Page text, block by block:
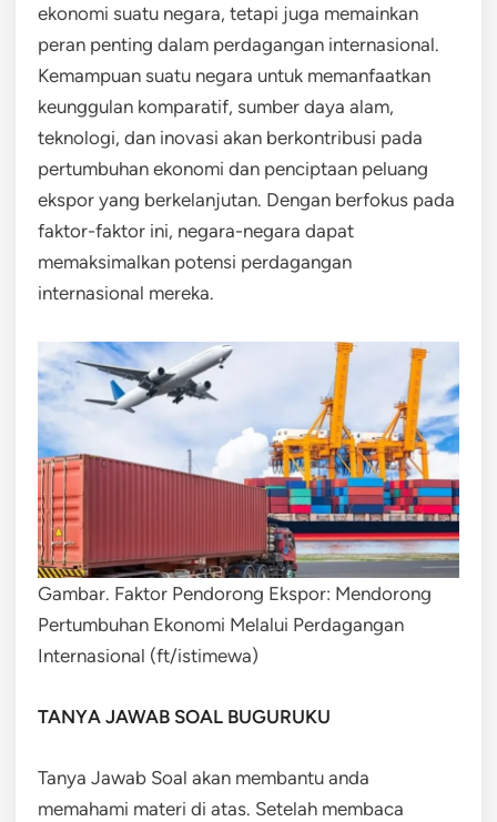
ekonomi suatu negara, tetapi juga memainkan
peran penting dalam perdagangan internasional.
Kemampuan suatu negara untuk memanfaatkan
keunggulan komparatif, sumber daya alam,
teknologi, dan inovasi akan berkontribusi pada
pertumbuhan ekonomi dan penciptaan peluang
ekspor yang berkelanjutan. Dengan berfokus pada
faktor-faktor ini, negara-negara dapat
memaksimalkan potensi perdagangan
internasional mereka.
Gambar. Faktor Pendorong Ekspor: Mendorong
Pertumbuhan Ekonomi Melalui Perdagangan
Internasional (ft/istimewa)
TANYA JAWAB SOAL BUGURUKU
Tanya Jawab Soal akan membantu anda
memahami materi di atas. Setelah membaca